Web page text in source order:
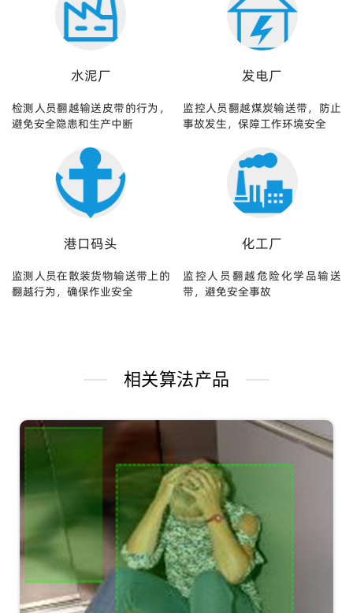
水泥厂
检测人员翻越输送皮带的行为，
避免安全隐患和生产中断
发电厂
监控人员翻越煤炭输送带，防止
事故发生，保障工作环境安全
港口码头
监测人员在散装货物输送带上的
翻越行为，确保作业安全
化工厂
监控人员翻越危险化学品输送
带，避免安全事故
相关算法产品